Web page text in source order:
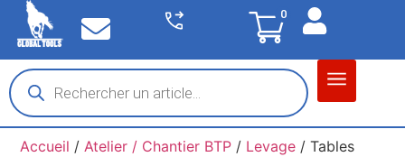
0
Accueil / Atelier / Chantier BTP / Levage / Tables